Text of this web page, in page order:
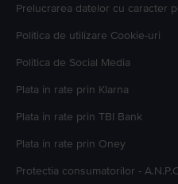
Prelucrarea datelor cu caracter
Politica de utilizare Cookie-uri
Politica de Social Media
Plata in rate prin Klarna
Plata in rate prin TBI Bank
Plata in rate prin Oney
Protectia consumatorilor -